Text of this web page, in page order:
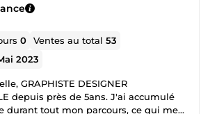
0 Ventes au total53
2023
GRAPHISTE DESIGNER
depuis près de 5ans. J'ai accumulé
durant tout mon parcours, ce qui me